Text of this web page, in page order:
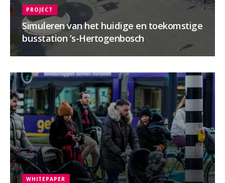
Simuleren van het huidige en toekomstige
busstation ’s-Hertogenbosch
PROJECT
WHITEPAPER